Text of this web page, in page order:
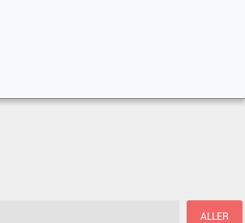
ALLER